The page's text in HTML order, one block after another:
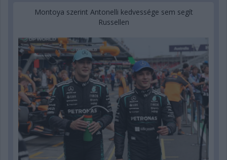
Montoya szerint Antonelli kedvessége sem segít
Russellen